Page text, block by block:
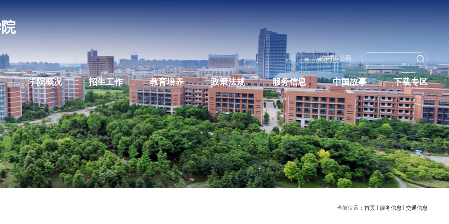
育学院
校内办
学院概况 招生工作 教育培养 政策法规 服务信息